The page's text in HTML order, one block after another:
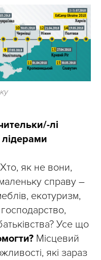
лі
лідерами
Хто, як не вони,
справу –
екотуризм,
Усе що
Місцевий
які зараз